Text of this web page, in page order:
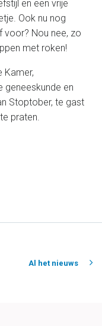
en een vrije
Ook nu nog
voor? Nou nee, zo
met roken!
Kamer,
geneeskunde en
Stoptober, te gast
praten.
Al het nieuws